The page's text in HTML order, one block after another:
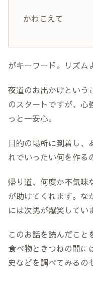
かわこえて
がキーワード。リズム
夜道のお出かけという
のスタートですが、心
っと一安心。
目的の場所に到着し、
れでいったい何を作る
帰り道、何度か不気味
が助けてくれます。
には次男が爆笑してい
このお話を読んだこと
食べ物ときつねの間に
史などを調べてみるの